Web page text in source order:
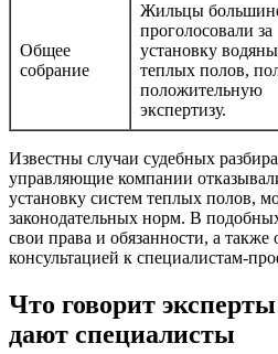
Общее
собрание
Жильцы
проголосовали за
установку
теплых полов,
положительную
экспертизу.
Известны случаи судебных
управляющие компании
установку систем теплых полов,
законодательных норм. В
свои права и обязанности, а также
консультацией к специалистам-
Что говорит
дают специалисты